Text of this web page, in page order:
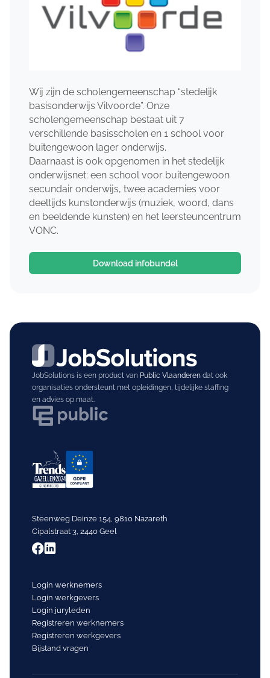
Wij zijn de scholengemeenschap “stedelijk
basisonderwijs Vilvoorde”. Onze
scholengemeenschap bestaat uit 7
verschillende basisscholen en 1 school voor
buitengewoon lager onderwijs.
Daarnaast is ook opgenomen in het stedelijk
onderwijsnet: een school voor buitengewoon
secundair onderwijs, twee academies voor
deeltijds kunstonderwijs (muziek, woord, dans
en beeldende kunsten) en het leersteuncentrum
VONC.
Download infobundel
JobSolutions is een product van Public Vlaanderendat ook
organisaties ondersteunt met opleidingen, tijdelijke staffing
en advies op maat.
Steenweg Deinze 154, 9810 Nazareth
Cipalstraat 3, 2440 Geel
Login werknemers
Login werkgevers
Login juryleden
Registreren werknemers
Registreren werkgevers
Bijstand vragen